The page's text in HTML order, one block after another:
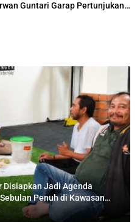
Guntari Garap Pertunjukan
Disiapkan Jadi Agenda
Penuh di Kawasan